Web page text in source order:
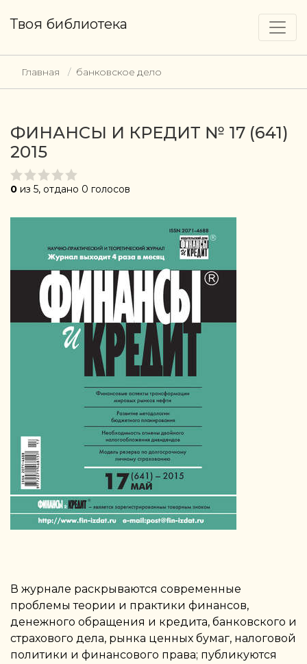
Твоя библиотека
Главная банковское дело
ФИНАНСЫ И КРЕДИТ № 17 (641)
2015
0 из 5, отдано 0 голосов
В журнале раскрываются современные
проблемы теории и практики финансов,
денежного обращения и кредита, банковского и
страхового дела, рынка ценных бумаг, налоговой
политики и финансового права; публикуются